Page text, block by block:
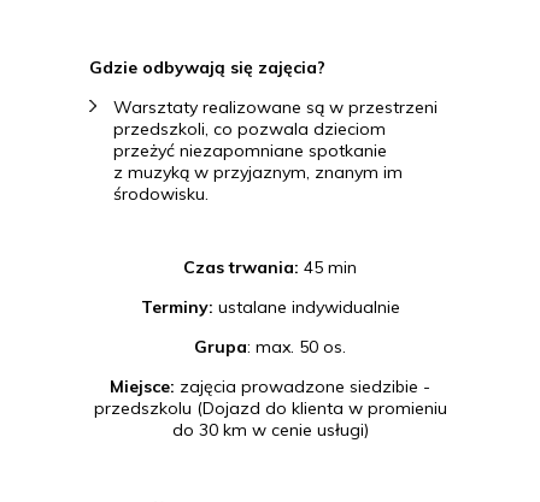
Gdzie odbywają się zajęcia?
Warsztaty realizowane są w przestrzeni
przedszkoli, co pozwala dzieciom
przeżyć niezapomniane spotkanie
z muzyką w przyjaznym, znanym im
środowisku.
Czas trwania: 45 min
Terminy: ustalane indywidualnie
Grupa: max. 50 os.
Miejsce: zajęcia prowadzone siedzibie -
przedszkolu (Dojazd do klienta w promieniu
do 30 km w cenie usługi)